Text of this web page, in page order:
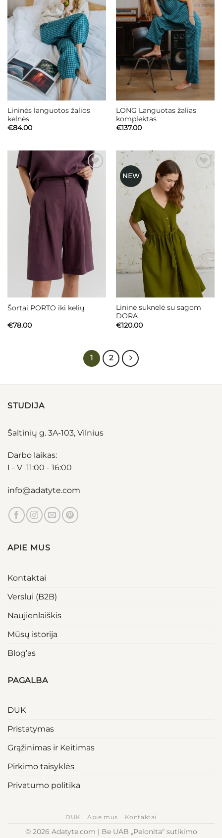
Lininės languotos žalios
kelnės
€84.00
LONG Languotas žalias
komplektas
€137.00
Mėgstamiausias
Šortai PORTO iki kelių
€78.00
NEW
Mėgstamiausias
Lininė suknelė su sagom
DORA
€120.00
1 2
STUDIJA
Šaltinių g. 3A-103, Vilnius
Darbo laikas:
I - V 11:00 - 16:00
info@adatyte.com
APIE MUS
Kontaktai
Verslui (B2B)
Naujienlaiškis
Mūsų istorija
Blog’as
PAGALBA
DUK
Pristatymas
Grąžinimas ir Keitimas
Pirkimo taisyklės
Privatumo politika
DUK Apie mus Kontaktai
© 2026 Adatyte.com | Be UAB „Pelonita“ sutikimo